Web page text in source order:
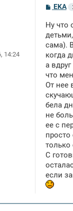
14:24
С
б
щ
н
и
EKA
Ну что
сама).
когда
а
что
От нее
бела
не
ее с
С
если